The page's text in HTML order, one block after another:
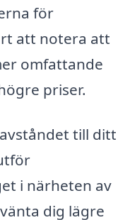
för
att notera att
omfattande
priser.
till ditt
i närheten av
dig lägre